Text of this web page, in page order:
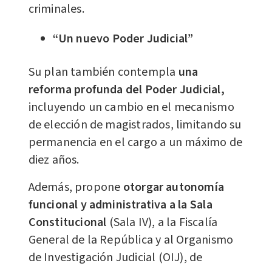
criminales.
“Un nuevo Poder Judicial”
Su plan también contempla una
reforma profunda del Poder Judicial,
incluyendo un cambio en el mecanismo
de elección de magistrados, limitando su
permanencia en el cargo a un máximo de
diez años.
Además, propone otorgar autonomía
funcional y administrativa a la Sala
Constitucional (Sala IV), a la Fiscalía
General de la República y al Organismo
de Investigación Judicial (OIJ), de